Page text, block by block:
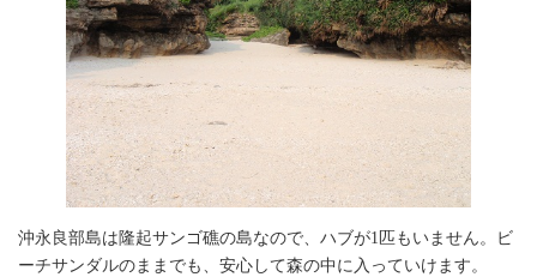
沖永良部島は隆起サンゴ礁の島なので、ハブが1匹もいません。ビ
ーチサンダルのままでも、安心して森の中に入っていけます。